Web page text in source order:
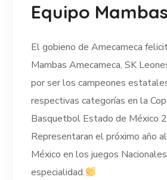
Equipo Mambas
El gobieno de Amecameca
Mambas Amecameca, SK
por ser los campeones
respectivas categorías en la
Basquetbol Estado de México
Representaran el próximo año
México en los juegos
especialidad.